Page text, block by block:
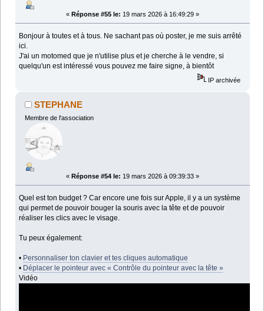
« Réponse #55 le: 19 mars 2026 à 16:49:29 »
Bonjour à toutes et à tous. Ne sachant pas où poster, je me suis arrêté
ici.
J'ai un motomed que je n'utilise plus et je cherche à le vendre, si
quelqu'un est intéressé vous pouvez me faire signe, à bientôt
IP archivée
STEPHANE
Membre de l'association
« Réponse #54 le: 19 mars 2026 à 09:39:33 »
Quel est ton budget ? Car encore une fois sur Apple, il y a un système
qui permet de pouvoir bouger la souris avec la tête et de pouvoir
réaliser les clics avec le visage.
Tu peux également:
• Personnaliser ton clavier et tes cliques automatique
• Déplacer le pointeur avec « Contrôle du pointeur avec la tête »
Vidéo